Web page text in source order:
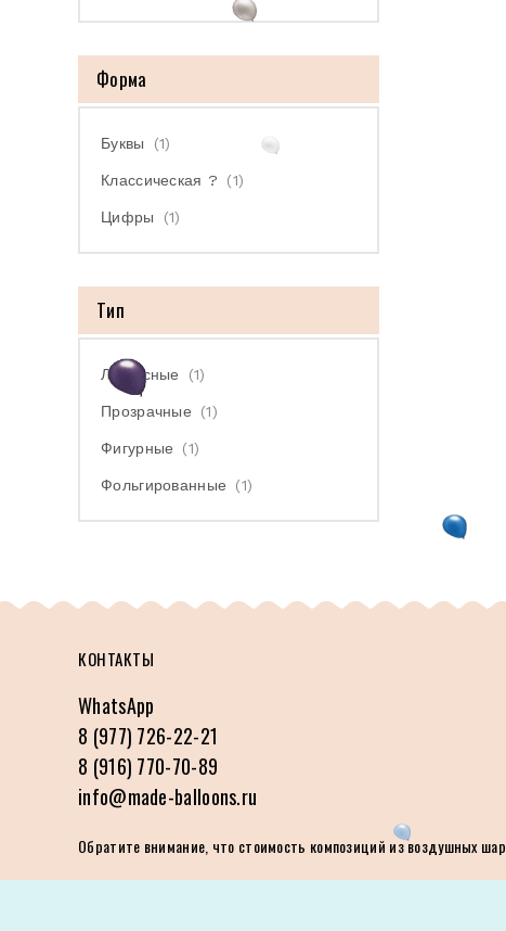
Форма
Буквы (1)
Классическая ? (1)
Цифры (1)
Тип
Латексные (1)
Прозрачные (1)
Фигурные (1)
Фольгированные (1)
КОНТАКТЫ
WhatsApp
8 (977) 726-22-21
8 (916) 770-70-89
info@made-balloons.ru
Обратите внимание, что стоимость композиций из воздушных